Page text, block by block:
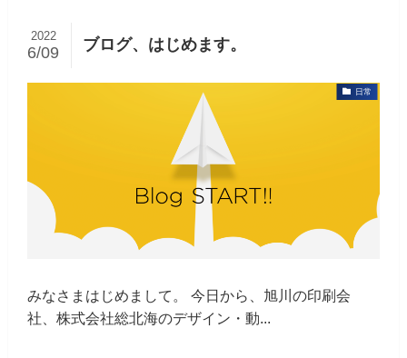
ブログ、はじめます。
2022
6/09
日常
みなさまはじめまして。 今日から、旭川の印刷会
社、株式会社総北海のデザイン・動...